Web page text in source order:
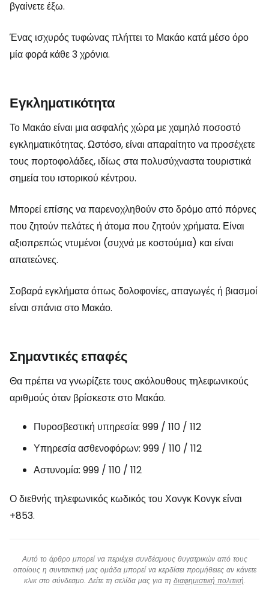
βγαίνετε έξω.
Ένας ισχυρός τυφώνας πλήττει το Μακάο κατά μέσο όρο
μία φορά κάθε 3 χρόνια.
Εγκληματικότητα
Το Μακάο είναι μια ασφαλής χώρα με χαμηλό ποσοστό
εγκληματικότητας. Ωστόσο, είναι απαραίτητο να προσέχετε
τους πορτοφολάδες, ιδίως στα πολυσύχναστα τουριστικά
σημεία του ιστορικού κέντρου.
Μπορεί επίσης να παρενοχληθούν στο δρόμο από πόρνες
που ζητούν πελάτες ή άτομα που ζητούν χρήματα. Είναι
αξιοπρεπώς ντυμένοι (συχνά με κοστούμια) και είναι
απατεώνες.
Σοβαρά εγκλήματα όπως δολοφονίες, απαγωγές ή βιασμοί
είναι σπάνια στο Μακάο.
Σημαντικές επαφές
Θα πρέπει να γνωρίζετε τους ακόλουθους τηλεφωνικούς
αριθμούς όταν βρίσκεστε στο Μακάο.
Πυροσβεστική υπηρεσία: 999 / 110 / 112
Υπηρεσία ασθενοφόρων: 999 / 110 / 112
Αστυνομία: 999 / 110 / 112
Ο διεθνής τηλεφωνικός κωδικός του Χονγκ Κονγκ είναι
+853.
Αυτό το άρθρο μπορεί να περιέχει συνδέσμους θυγατρικών από τους
οποίους η συντακτική μας ομάδα μπορεί να κερδίσει προμήθειες αν κάνετε
κλικ στο σύνδεσμο. Δείτε τη σελίδα μας για τη διαφημιστική πολιτική.